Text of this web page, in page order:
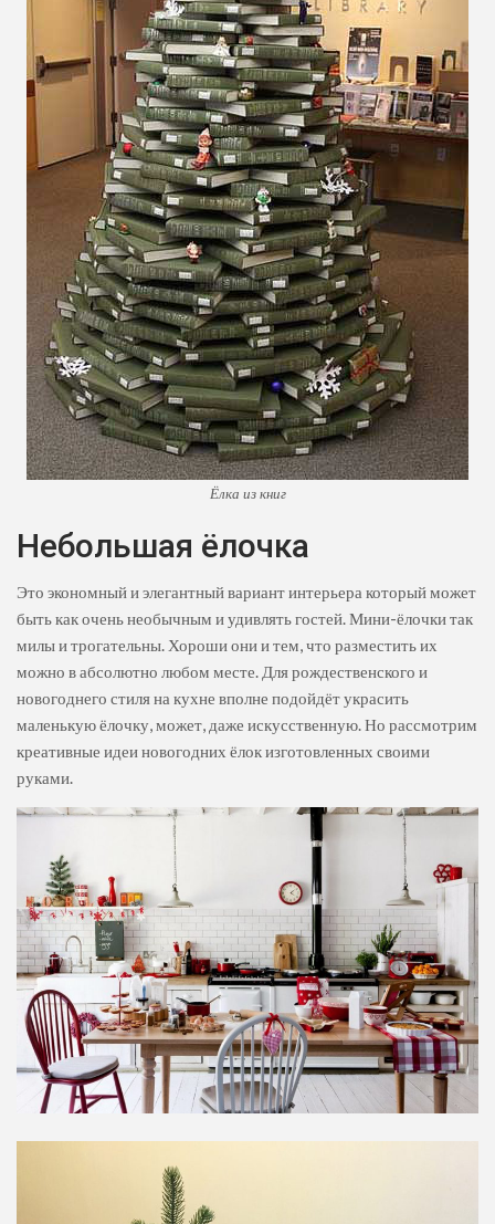
Ёлка из книг
Небольшая ёлочка
Это экономный и элегантный вариант интерьера который может
быть как очень необычным и удивлять гостей. Мини-ёлочки так
милы и трогательны. Хороши они и тем, что разместить их
можно в абсолютно любом месте. Для рождественского и
новогоднего стиля на кухне вполне подойдёт украсить
маленькую ёлочку, может, даже искусственную. Но рассмотрим
креативные идеи новогодних ёлок изготовленных своими
руками.